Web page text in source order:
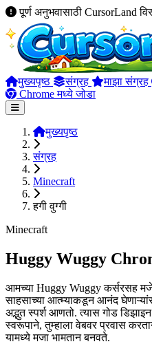
पूर्ण अनुभवासाठी CursorLand
मुख्यपृष्ठ संग्रह माझा संग्रह
Chrome मध्ये जोडा
मुख्यपृष्ठ
संग्रह
Minecraft
हगी वुग्गी
Minecraft
Huggy Wuggy
आमच्या Huggy Wuggy कर्सरसह
साहसाच्या आत्म्याकडून आनंद
अद्भुत स्पर्श आणतो. त्यास गोड
स्वरूपाने, तुम्हाला वेबवर प्रवास
यामध्ये मजा भामतान बनवते.